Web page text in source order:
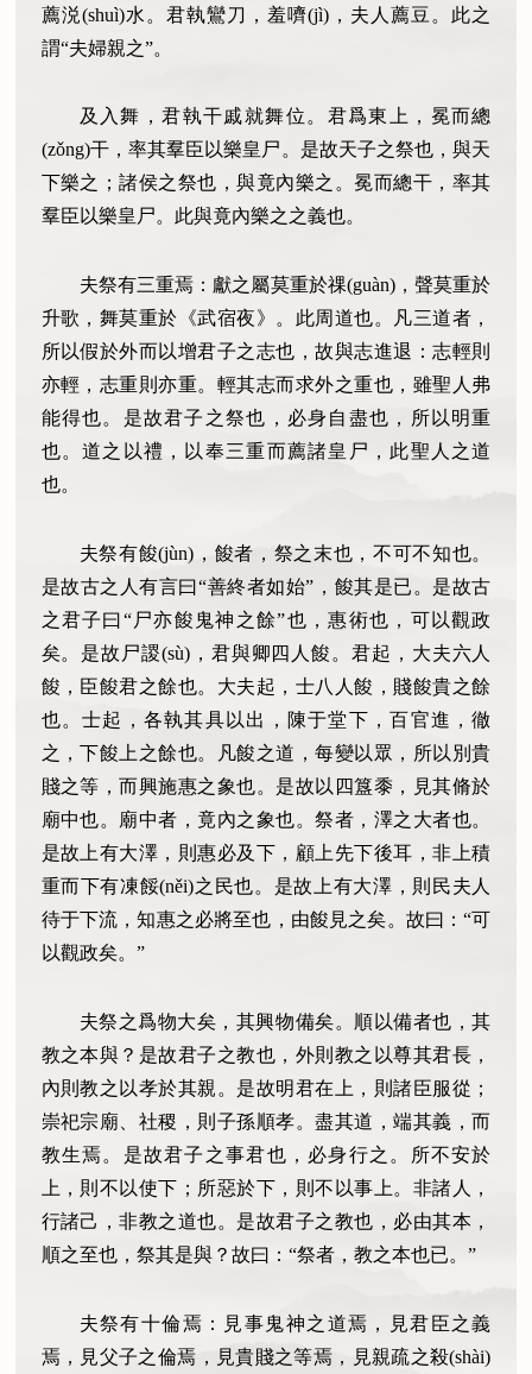
薦涚(shuì)水。君執鸞刀，羞嚌(jì)，夫人薦豆。此之
謂“夫婦親之”。
及入舞，君執干戚就舞位。君爲東上，冕而總
(zǒng)干，率其羣臣以樂皇尸。是故天子之祭也，與天
下樂之；諸侯之祭也，與竟內樂之。冕而總干，率其
羣臣以樂皇尸。此與竟內樂之之義也。
夫祭有三重焉：獻之屬莫重於祼(guàn)，聲莫重於
升歌，舞莫重於《武宿夜》。此周道也。凡三道者，
所以假於外而以增君子之志也，故與志進退：志輕則
亦輕，志重則亦重。輕其志而求外之重也，雖聖人弗
能得也。是故君子之祭也，必身自盡也，所以明重
也。道之以禮，以奉三重而薦諸皇尸，此聖人之道
也。
夫祭有餕(jùn)，餕者，祭之末也，不可不知也。
是故古之人有言曰“善終者如始”，餕其是已。是故古
之君子曰“尸亦餕鬼神之餘”也，惠術也，可以觀政
矣。是故尸謖(sù)，君與卿四人餕。君起，大夫六人
餕，臣餕君之餘也。大夫起，士八人餕，賤餕貴之餘
也。士起，各執其具以出，陳于堂下，百官進，徹
之，下餕上之餘也。凡餕之道，每變以眾，所以別貴
賤之等，而興施惠之象也。是故以四簋黍，見其脩於
廟中也。廟中者，竟內之象也。祭者，澤之大者也。
是故上有大澤，則惠必及下，顧上先下後耳，非上積
重而下有凍餒(něi)之民也。是故上有大澤，則民夫人
待于下流，知惠之必將至也，由餕見之矣。故曰：“可
以觀政矣。”
夫祭之爲物大矣，其興物備矣。順以備者也，其
教之本與？是故君子之教也，外則教之以尊其君長，
內則教之以孝於其親。是故明君在上，則諸臣服從；
崇祀宗廟、社稷，則子孫順孝。盡其道，端其義，而
教生焉。是故君子之事君也，必身行之。所不安於
上，則不以使下；所惡於下，則不以事上。非諸人，
行諸己，非教之道也。是故君子之教也，必由其本，
順之至也，祭其是與？故曰：“祭者，教之本也已。”
夫祭有十倫焉：見事鬼神之道焉，見君臣之義
焉，見父子之倫焉，見貴賤之等焉，見親疏之殺(shài)